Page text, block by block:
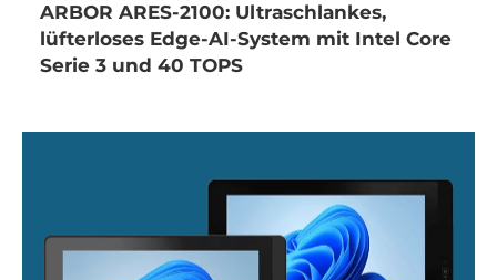
ARBOR ARES-2100: Ultraschlankes,
lüfterloses Edge-AI-System mit Intel Core
Serie 3 und 40 TOPS